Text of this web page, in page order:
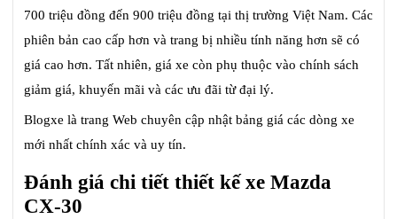
700 triệu đồng đến 900 triệu đồng tại thị trường Việt Nam. Các
phiên bản cao cấp hơn và trang bị nhiều tính năng hơn sẽ có
giá cao hơn. Tất nhiên, giá xe còn phụ thuộc vào chính sách
giảm giá, khuyến mãi và các ưu đãi từ đại lý.
Blogxe là trang Web chuyên cập nhật bảng giá các dòng xe
mới nhất chính xác và uy tín.
Đánh giá chi tiết thiết kế xe Mazda
CX-30